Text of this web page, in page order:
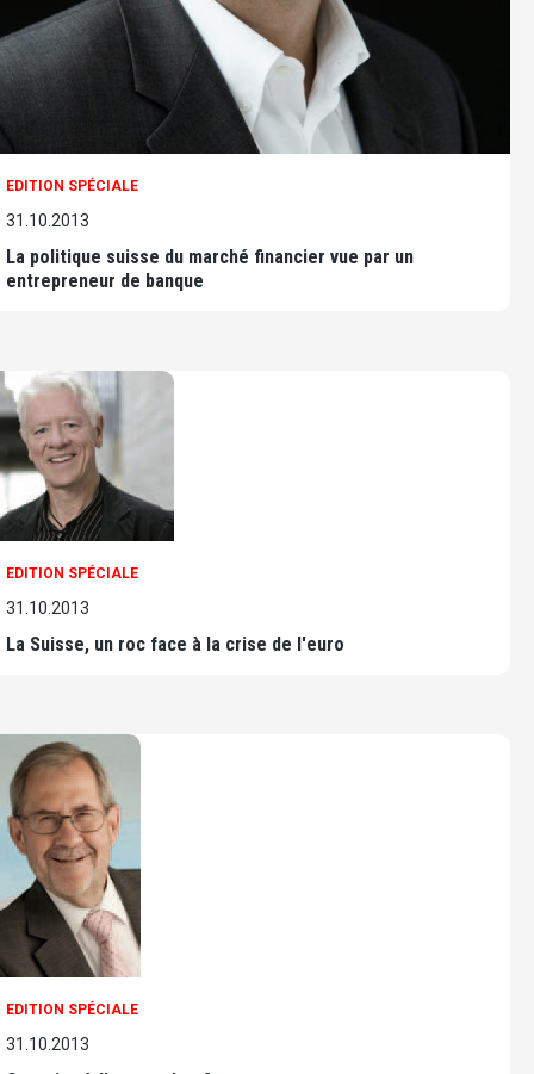
EDITION SPÉCIALE
31.10.2013
La politique suisse du marché financier vue par un
entrepreneur de banque
EDITION SPÉCIALE
31.10.2013
La Suisse, un roc face à la crise de l'euro
EDITION SPÉCIALE
31.10.2013